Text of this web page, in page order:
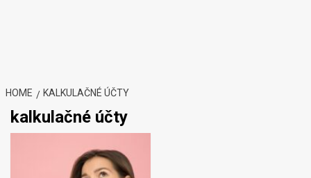
HOME KALKULAČNÉ ÚČTY
kalkulačné účty